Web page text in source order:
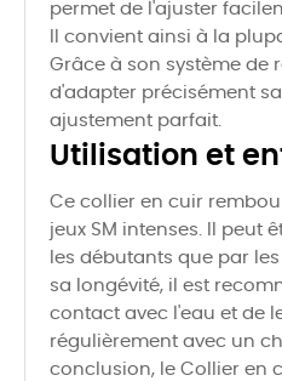
permet de l'ajuster
Il convient ainsi à la
Grâce à son système de
d'adapter précisément
ajustement parfait.
Utilisation et
Ce collier en cuir
jeux SM intenses. Il peut
les débutants que par
sa longévité, il est
contact avec l'eau et de
régulièrement avec un
conclusion, le Collier en